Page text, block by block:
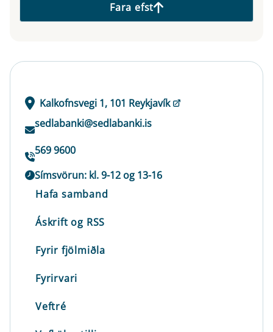
Fara efst
Kalkofnsvegi 1, 101 Reykjavík
sedlabanki@sedlabanki.is
569 9600
Símsvörun: kl. 9-12 og 13-16
Hafa samband
Áskrift og RSS
Fyrir fjölmiðla
Fyrirvari
Veftré